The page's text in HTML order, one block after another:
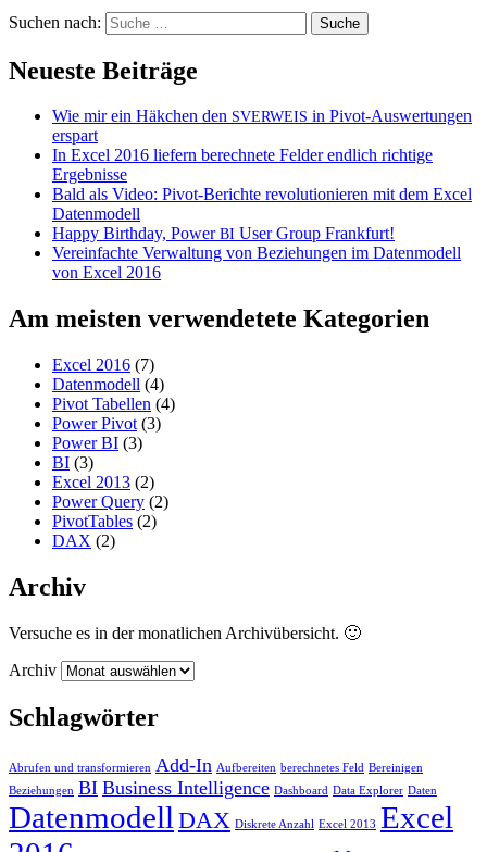
Suchen nach:
Neueste Beiträge
Wie mir ein Häkchen den SVERWEIS in Pivot-Auswertungen
erspart
In Excel 2016 liefern berechnete Felder endlich richtige
Ergebnisse
Bald als Video: Pivot-Berichte revolutionieren mit dem Excel
Datenmodell
Happy Birthday, PowerBI User Group Frankfurt!
Vereinfachte Verwaltung von Beziehungen im Datenmodell
von Excel 2016
Am meisten verwendetete Kategorien
Excel 2016 (7)
Datenmodell (4)
Pivot Tabellen (4)
Power Pivot (3)
Power BI (3)
BI (3)
Excel 2013 (2)
Power Query (2)
PivotTables (2)
DAX (2)
Archiv
Versuche es in der monatlichen Archivübersicht. 🙂
Archiv
Schlagwörter
Abrufen und transformieren Add-In Aufbereiten berechnetes Feld Bereinigen
Beziehungen BI Business Intelligence Dashboard Data Explorer Daten
Datenmodell DAX Diskrete Anzahl Excel 2013 Excel